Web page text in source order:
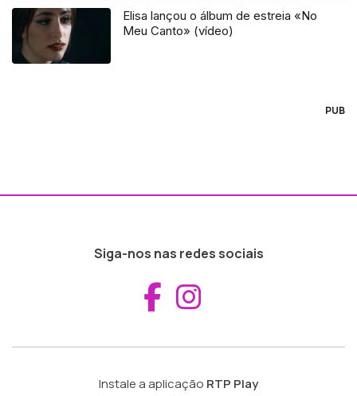
Elisa lançou o álbum de estreia «No
Meu Canto» (vídeo)
PUB
Siga-nos nas redes sociais
Aceder ao
Instale a aplicação RTP Play